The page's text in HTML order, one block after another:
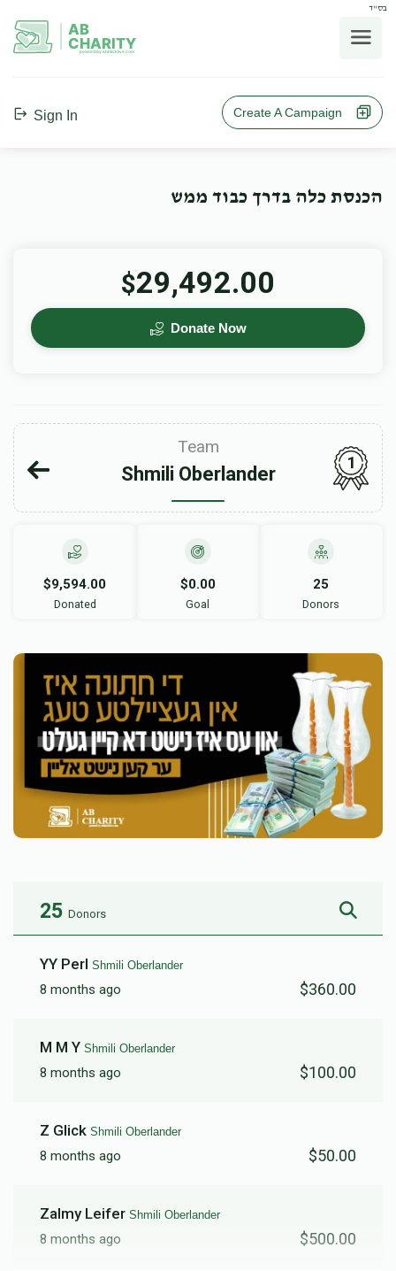
בס"ד
AB
CHARITY
powerd by ahblicklive.com
Sign In Create A Campaign
הכנסת כלה בדרך כבוד ממש
$29,492.00
Donate Now
Team
Shmili Oberlander
1
$9,594.00
Donated
$0.00
Goal
25
Donors
25 Donors
YY Perl Shmili Oberlander
8 months ago $360.00
M M Y Shmili Oberlander
8 months ago $100.00
Z Glick Shmili Oberlander
8 months ago $50.00
Zalmy Leifer Shmili Oberlander
8 months ago $500.00